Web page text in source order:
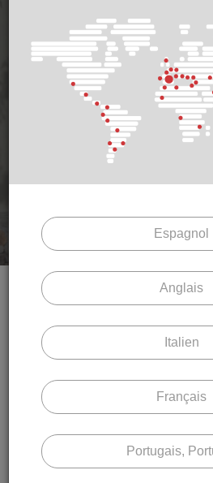
Voir le projet
Catalogue Volets
Lames Orientables
Orientables | BSO
Télécharger
Espagnol
Anglais
Italien
Français
Portugais,